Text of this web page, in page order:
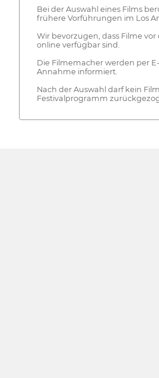
Bei der Auswahl eines Films
frühere Vorführungen im Los
Wir bevorzugen, dass Filme
online verfügbar sind.
Die Filmemacher werden per
Annahme informiert.
Nach der Auswahl darf kein
Festivalprogramm